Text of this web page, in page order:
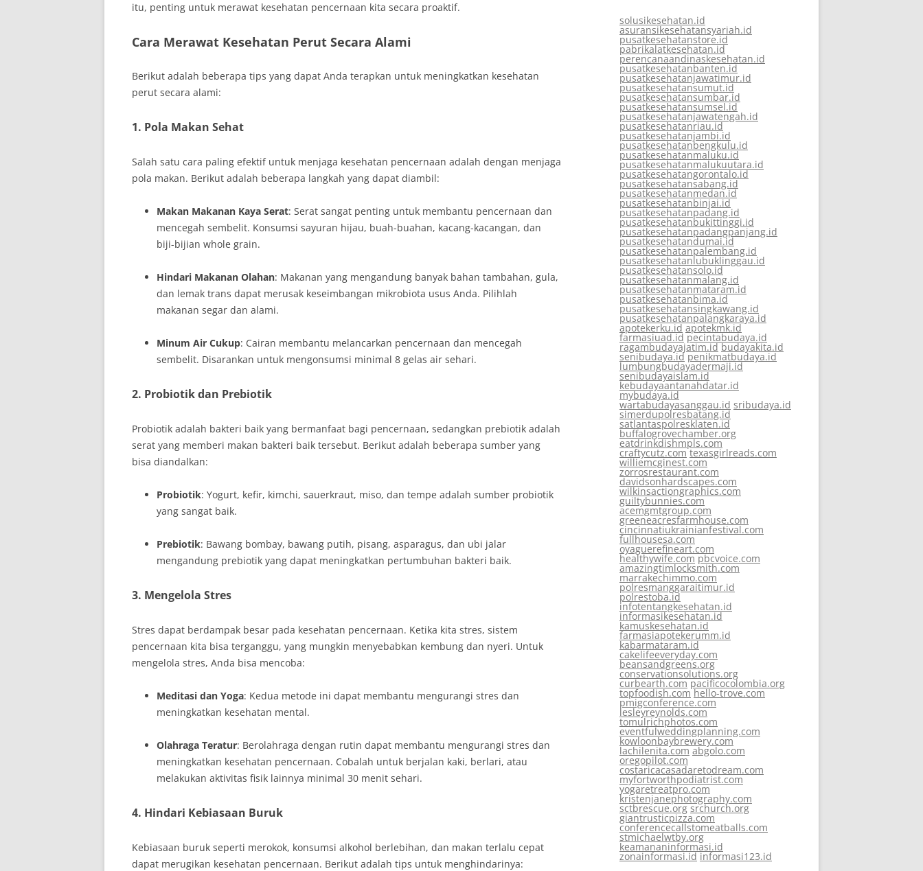
itu, penting untuk merawat kesehatan pencernaan kita secara proaktif.
Cara Merawat Kesehatan Perut Secara Alami
Berikut adalah beberapa tips yang dapat Anda terapkan untuk meningkatkan kesehatan
perut secara alami:
1. Pola Makan Sehat
Salah satu cara paling efektif untuk menjaga kesehatan pencernaan adalah dengan menjaga
pola makan. Berikut adalah beberapa langkah yang dapat diambil:
Makan Makanan Kaya Serat: Serat sangat penting untuk membantu pencernaan dan
mencegah sembelit. Konsumsi sayuran hijau, buah-buahan, kacang-kacangan, dan
biji-bijian whole grain.
Hindari Makanan Olahan: Makanan yang mengandung banyak bahan tambahan, gula,
dan lemak trans dapat merusak keseimbangan mikrobiota usus Anda. Pilihlah
makanan segar dan alami.
Minum Air Cukup: Cairan membantu melancarkan pencernaan dan mencegah
sembelit. Disarankan untuk mengonsumsi minimal 8 gelas air sehari.
2. Probiotik dan Prebiotik
Probiotik adalah bakteri baik yang bermanfaat bagi pencernaan, sedangkan prebiotik adalah
serat yang memberi makan bakteri baik tersebut. Berikut adalah beberapa sumber yang
bisa diandalkan:
Probiotik: Yogurt, kefir, kimchi, sauerkraut, miso, dan tempe adalah sumber probiotik
yang sangat baik.
Prebiotik: Bawang bombay, bawang putih, pisang, asparagus, dan ubi jalar
mengandung prebiotik yang dapat meningkatkan pertumbuhan bakteri baik.
3. Mengelola Stres
Stres dapat berdampak besar pada kesehatan pencernaan. Ketika kita stres, sistem
pencernaan kita bisa terganggu, yang mungkin menyebabkan kembung dan nyeri. Untuk
mengelola stres, Anda bisa mencoba:
Meditasi dan Yoga: Kedua metode ini dapat membantu mengurangi stres dan
meningkatkan kesehatan mental.
Olahraga Teratur: Berolahraga dengan rutin dapat membantu mengurangi stres dan
meningkatkan kesehatan pencernaan. Cobalah untuk berjalan kaki, berlari, atau
melakukan aktivitas fisik lainnya minimal 30 menit sehari.
4. Hindari Kebiasaan Buruk
Kebiasaan buruk seperti merokok, konsumsi alkohol berlebihan, dan makan terlalu cepat
dapat merugikan kesehatan pencernaan. Berikut adalah tips untuk menghindarinya:
solusikesehatan.id
asuransikesehatansyariah.id
pusatkesehatanstore.id
pabrikalatkesehatan.id
perencanaandinaskesehatan.id
pusatkesehatanbanten.id
pusatkesehatanjawatimur.id
pusatkesehatansumut.id
pusatkesehatansumbar.id
pusatkesehatansumsel.id
pusatkesehatanjawatengah.id
pusatkesehatanriau.id
pusatkesehatanjambi.id
pusatkesehatanbengkulu.id
pusatkesehatanmaluku.id
pusatkesehatanmalukuutara.id
pusatkesehatangorontalo.id
pusatkesehatansabang.id
pusatkesehatanmedan.id
pusatkesehatanbinjai.id
pusatkesehatanpadang.id
pusatkesehatanbukittinggi.id
pusatkesehatanpadangpanjang.id
pusatkesehatandumai.id
pusatkesehatanpalembang.id
pusatkesehatanlubuklinggau.id
pusatkesehatansolo.id
pusatkesehatanmalang.id
pusatkesehatanmataram.id
pusatkesehatanbima.id
pusatkesehatansingkawang.id
pusatkesehatanpalangkaraya.id
apotekerku.id apotekmk.id
farmasiuad.id pecintabudaya.id
ragambudayajatim.id budayakita.id
senibudaya.id penikmatbudaya.id
lumbungbudayadermaji.id
senibudayaislam.id
kebudayaantanahdatar.id
mybudaya.id
wartabudayasanggau.id sribudaya.id
simerdupolresbatang.id
satlantaspolresklaten.id
buffalogrovechamber.org
eatdrinkdishmpls.com
craftycutz.com texasgirlreads.com
williemcginest.com
zorrosrestaurant.com
davidsonhardscapes.com
wilkinsactiongraphics.com
guiltybunnies.com
acemgmtgroup.com
greeneacresfarmhouse.com
cincinnatiukrainianfestival.com
fullhousesa.com
oyaguerefineart.com
healthywife.com pbcvoice.com
amazingtimlocksmith.com
marrakechimmo.com
polresmanggaraitimur.id
polrestoba.id
infotentangkesehatan.id
informasikesehatan.id
kamuskesehatan.id
farmasiapotekerumm.id
kabarmataram.id
cakelifeeveryday.com
beansandgreens.org
conservationsolutions.org
curbearth.com pacificocolombia.org
topfoodish.com hello-trove.com
pmigconference.com
lesleyreynolds.com
tomulrichphotos.com
eventfulweddingplanning.com
kowloonbaybrewery.com
lachilenita.com abgolo.com
oregopilot.com
costaricacasadaretodream.com
myfortworthpodiatrist.com
yogaretreatpro.com
kristenjanephotography.com
sctbrescue.org srchurch.org
giantrusticpizza.com
conferencecallstomeatballs.com
stmichaelwtby.org
keamananinformasi.id
zonainformasi.id informasi123.id